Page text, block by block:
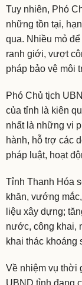
Tuy nhiên, Phó
những tồn tại,
qua. Nhiều mỏ
ranh giới, vượt
pháp bảo vệ môi
Phó Chủ tịch
của tỉnh là kiên
nhất là những vi
hành, hỗ trợ các
pháp luật, hoạt
Tỉnh Thanh Hóa
khăn, vướng
liệu xây dựng;
nước, công khai,
khai thác khoáng
Về nhiệm vụ thời
UBND tỉnh đang